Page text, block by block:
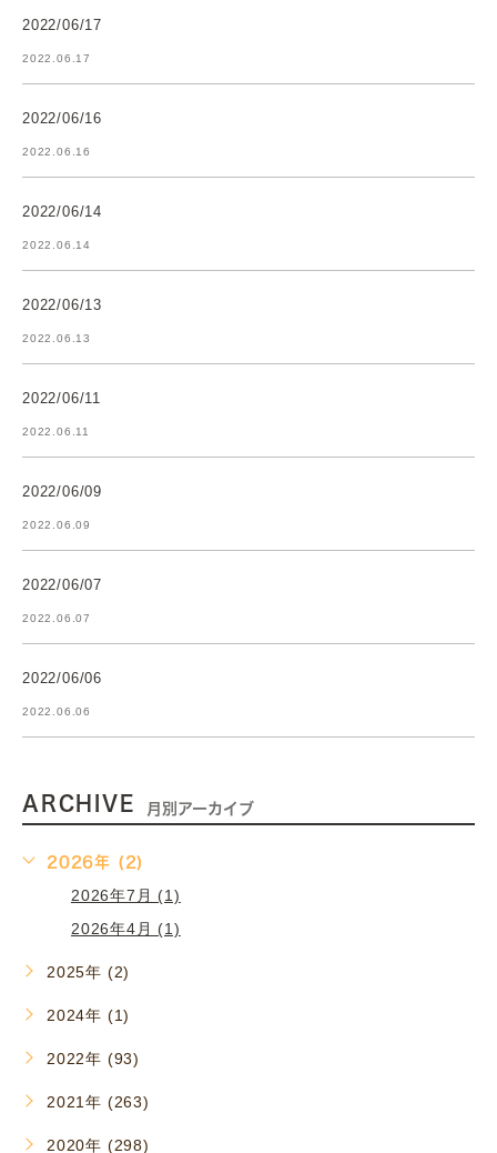
2022/06/17
2022.06.17
2022/06/16
2022.06.16
2022/06/14
2022.06.14
2022/06/13
2022.06.13
2022/06/11
2022.06.11
2022/06/09
2022.06.09
2022/06/07
2022.06.07
2022/06/06
2022.06.06
ARCHIVE 月別アーカイブ
2026年 (2)
2026年7月 (1)
2026年4月 (1)
2025年 (2)
2024年 (1)
2022年 (93)
2021年 (263)
2020年 (298)